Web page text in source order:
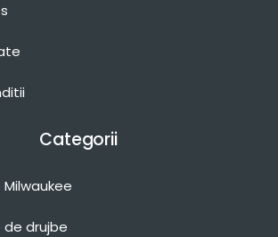
Categorii
de drujbe